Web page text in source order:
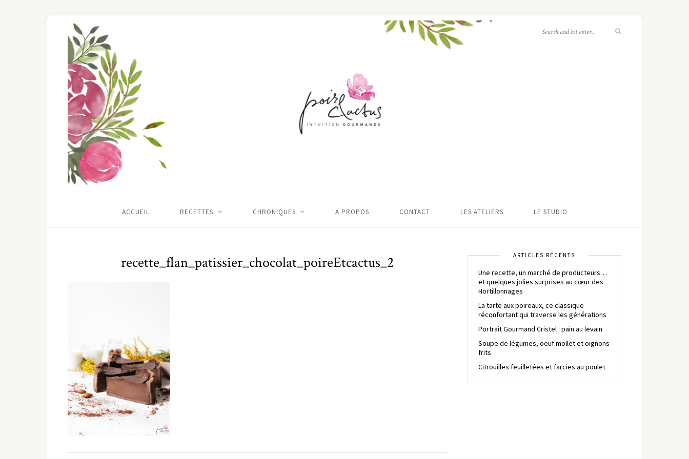
ACCUEIL RECETTES CHRONIQUES A PROPOS CONTACT LES ATELIERS LE STUDIO
recette_flan_patissier_chocolat_poireEtcactus_2 ARTICLES RÉCENTS
Une recette, un marché de producteurs…
et quelques jolies surprises au cœur des
Hortillonnages
La tarte aux poireaux, ce classique
réconfortant qui traverse les générations
Portrait Gourmand Cristel : pain au levain
Soupe de légumes, oeuf mollet et oignons
frits
Citrouilles feuilletées et farcies au poulet